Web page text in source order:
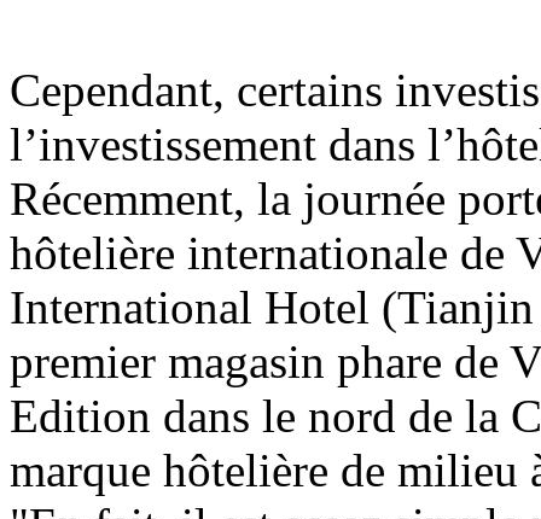
Cependant, certains
l’investissement dans
Récemment, la journée
hôtelière internationale de
International Hotel
premier magasin phare de
Edition dans le nord de la
marque hôtelière de milieu